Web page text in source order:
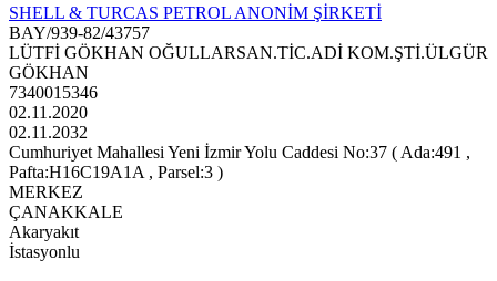
SHELL & TURCAS PETROL ANONİM ŞİRKETİ
BAY/939-82/43757
LÜTFİ GÖKHAN OĞULLARSAN.TİC.ADİ KOM.ŞTİ.ÜLGÜR
GÖKHAN
7340015346
02.11.2020
02.11.2032
Cumhuriyet Mahallesi Yeni İzmir Yolu Caddesi No:37 ( Ada:491 ,
Pafta:H16C19A1A , Parsel:3 )
MERKEZ
ÇANAKKALE
Akaryakıt
İstasyonlu